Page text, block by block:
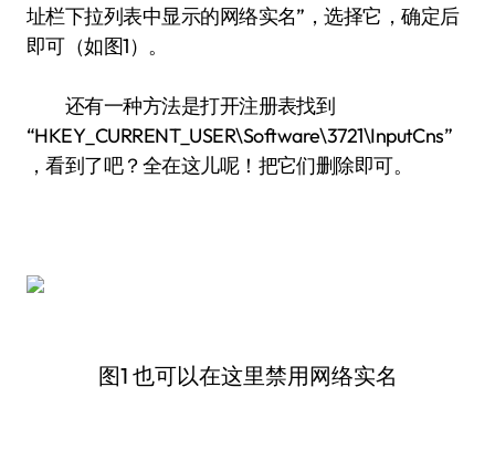
址栏下拉列表中显示的网络实名”，选择它，确定后
即可（如图1）。
还有一种方法是打开注册表找到
“HKEY_CURRENT_USER\Software\3721\InputCns”
，看到了吧？全在这儿呢！把它们删除即可。
图1 也可以在这里禁用网络实名